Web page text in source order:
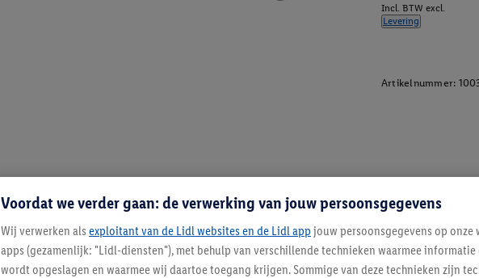
Incl. BTW excl.
Levering
Artikelnummer:
Voordat we verder gaan: de verwerking van jouw persoonsgegevens
Wij verwerken als exploitant van de Lidl websites en de Lidl app jouw persoonsgegevens op onze
apps (gezamenlijk: "Lidl-diensten"), met behulp van verschillende technieken waarmee
wordt opgeslagen en waarmee wij daartoe toegang krijgen. Sommige van deze technieken zijn